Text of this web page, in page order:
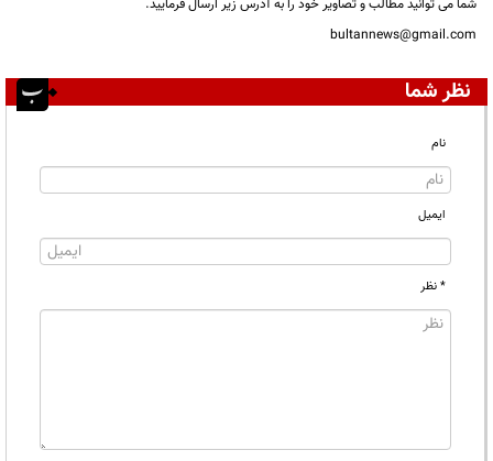
شما می توانید مطالب و تصاویر خود را به آدرس زیر ارسال فرمایید.
bultannews@gmail.com
نظر شما
نام
ایمیل
* نظر